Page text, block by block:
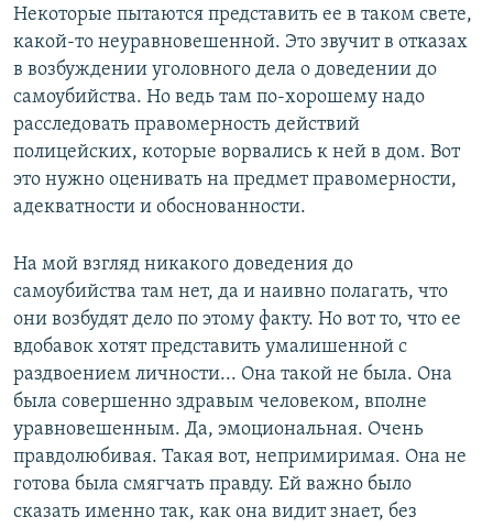
Некоторые пытаются представить ее в таком свете,
какой-то неуравновешенной. Это звучит в отказах
в возбуждении уголовного дела о доведении до
самоубийства. Но ведь там по-хорошему надо
расследовать правомерность действий
полицейских, которые ворвались к ней в дом. Вот
это нужно оценивать на предмет правомерности,
адекватности и обоснованности.
На мой взгляд никакого доведения до
самоубийства там нет, да и наивно полагать, что
они возбудят дело по этому факту. Но вот то, что ее
вдобавок хотят представить умалишенной с
раздвоением личности... Она такой не была. Она
была совершенно здравым человеком, вполне
уравновешенным. Да, эмоциональная. Очень
правдолюбивая. Такая вот, непримиримая. Она не
готова была смягчать правду. Ей важно было
сказать именно так, как она видит знает, без